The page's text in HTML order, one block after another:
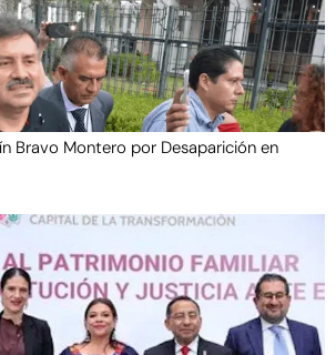
Bravo Montero por Desaparición en